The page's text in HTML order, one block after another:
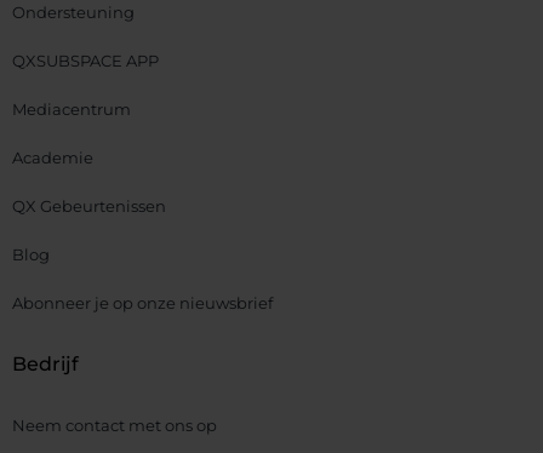
Ondersteuning
QXSUBSPACE APP
Mediacentrum
Academie
QX Gebeurtenissen
Blog
Abonneer je op onze nieuwsbrief
Bedrijf
Neem contact met ons op